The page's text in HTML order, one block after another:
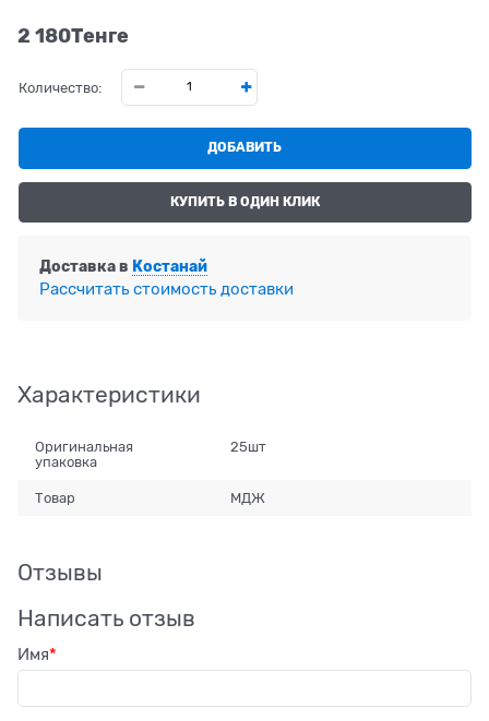
2 180Tенге
Количество:
ДОБАВИТЬ
КУПИТЬ В ОДИН КЛИК
Доставка в Костанай
Рассчитать стоимость доставки
Характеристики
Оригинальная
упаковка
25шт
Товар МДЖ
Отзывы
Написать отзыв
Имя